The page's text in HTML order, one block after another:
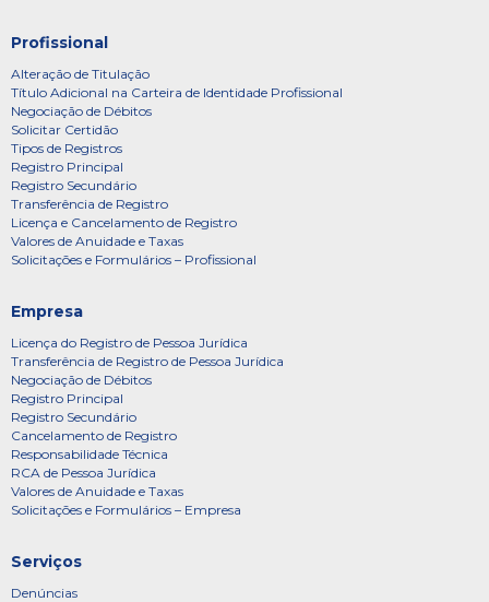
Profissional
Alteração de Titulação
Título Adicional na Carteira de Identidade Profissional
Negociação de Débitos
Solicitar Certidão
Tipos de Registros
Registro Principal
Registro Secundário
Transferência de Registro
Licença e Cancelamento de Registro
Valores de Anuidade e Taxas
Solicitações e Formulários – Profissional
Empresa
Licença do Registro de Pessoa Jurídica
Transferência de Registro de Pessoa Jurídica
Negociação de Débitos
Registro Principal
Registro Secundário
Cancelamento de Registro
Responsabilidade Técnica
RCA de Pessoa Jurídica
Valores de Anuidade e Taxas
Solicitações e Formulários – Empresa
Serviços
Denúncias